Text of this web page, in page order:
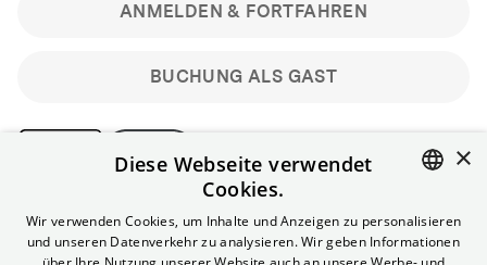
BUCHUNG ALS GAST
ANMELDEN & FORTFAHREN
Bitte beachte: Gastbuchungen sind nicht stornierbar.
Registriere dich kostenlos für bis zu 90 min vor Filmbeginn
stornierbare Tickets für reguläre Vorstellungen.
ENGLISH
×
Diese Webseite verwendet
Cookies.
Wir verwenden Cookies, um Inhalte und Anzeigen zu personalisieren
und unseren Datenverkehr zu analysieren. Wir geben Informationen